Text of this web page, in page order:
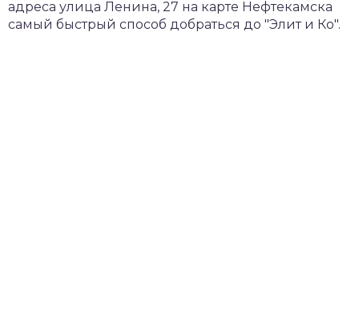
адреса улица Ленина, 27 на карте Нефтекамска
самый быстрый способ добраться до "Элит и Ко".